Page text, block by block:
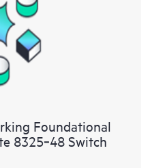
Foundational
8325‑48 Switch